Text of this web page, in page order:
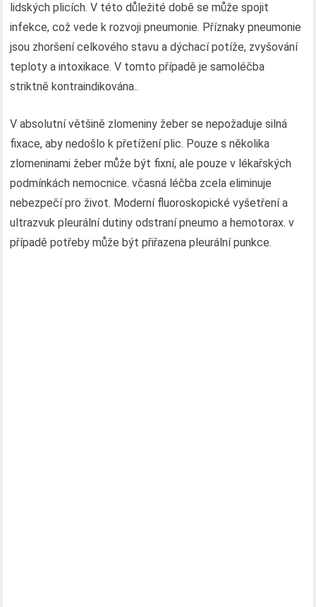
lidských plicích. V této důležité době se může spojit
infekce, což vede k rozvoji pneumonie. Příznaky pneumonie
jsou zhoršení celkového stavu a dýchací potíže, zvyšování
teploty a intoxikace. V tomto případě je samoléčba
striktně kontraindikována..
V absolutní většině zlomeniny žeber se nepožaduje silná
fixace, aby nedošlo k přetížení plic. Pouze s několika
zlomeninami žeber může být fixní, ale pouze v lékařských
podmínkách nemocnice. včasná léčba zcela eliminuje
nebezpečí pro život. Moderní fluoroskopické vyšetření a
ultrazvuk pleurální dutiny odstraní pneumo a hemotorax. v
případě potřeby může být přiřazena pleurální punkce.